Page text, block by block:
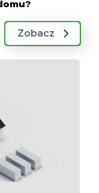
Zobacz